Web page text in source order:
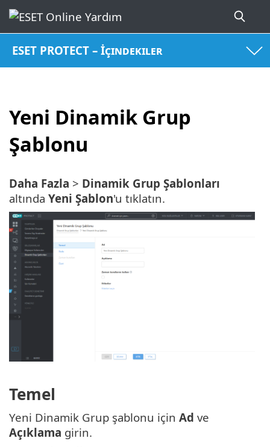
ESET PROTECT – İçindekiler
Yeni Dinamik Grup
Şablonu
Daha Fazla > Dinamik Grup Şablonları
altında Yeni Şablon'u tıklatın.
Temel
Yeni Dinamik Grup şablonu için Ad ve
Açıklama girin.